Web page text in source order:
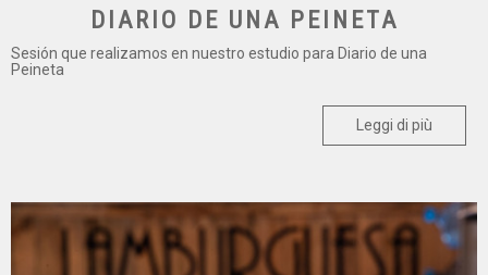
DIARIO DE UNA PEINETA
Sesión que realizamos en nuestro estudio para Diario de una
Peineta
Leggi di più